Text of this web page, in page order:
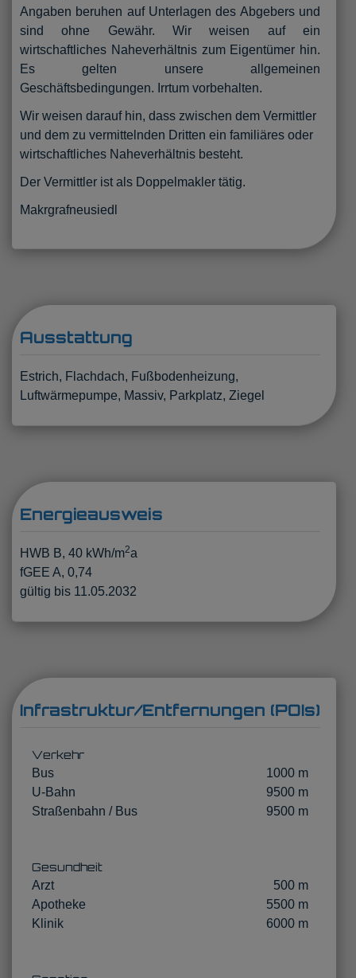
Angaben beruhen auf Unterlagen des Abgebers und
sind ohne Gewähr. Wir weisen auf ein
wirtschaftliches Naheverhältnis zum Eigentümer hin.
Es gelten unsere allgemeinen
Geschäftsbedingungen. Irrtum vorbehalten.
Wir weisen darauf hin, dass zwischen dem Vermittler
und dem zu vermittelnden Dritten ein familiäres oder
wirtschaftliches Naheverhältnis besteht.
Der Vermittler ist als Doppelmakler tätig.
Makrgrafneusiedl
Ausstattung
Estrich Flachdach
Fußbodenheizung
Luftwärmepumpe
Massiv Parkplatz Ziegel
Energieausweis
HWB B, 40 kWh/m2a
fGEE A, 0,74
gültig bis 11.05.2032
Infrastruktur/Entfernungen (POIs)
Verkehr
Bus
1000 m
U-Bahn
9500 m
Straßenbahn / Bus
9500 m
Gesundheit
Arzt
500 m
Apotheke
5500 m
Klinik
6000 m